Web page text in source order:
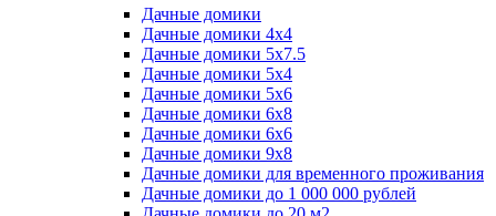
Дачные домики
Дачные домики 4х4
Дачные домики 5x7.5
Дачные домики 5х4
Дачные домики 5х6
Дачные домики 6x8
Дачные домики 6х6
Дачные домики 9x8
Дачные домики для временного проживания
Дачные домики до 1 000 000 рублей